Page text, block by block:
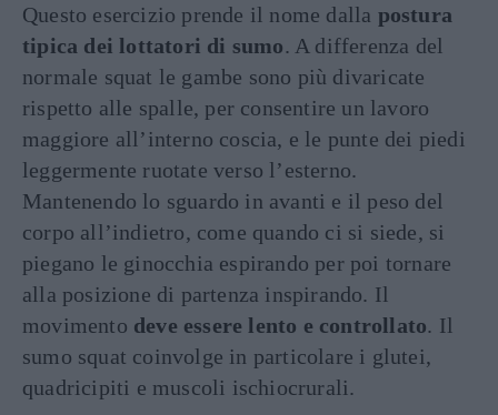
Questo esercizio prende il nome dalla postura
tipica dei lottatori di sumo. A differenza del
normale squat le gambe sono più divaricate
rispetto alle spalle, per consentire un lavoro
maggiore all’interno coscia, e le punte dei piedi
leggermente ruotate verso l’esterno.
Mantenendo lo sguardo in avanti e il peso del
corpo all’indietro, come quando ci si siede, si
piegano le ginocchia espirando per poi tornare
alla posizione di partenza inspirando. Il
movimento deve essere lento e controllato. Il
sumo squat coinvolge in particolare i glutei,
quadricipiti e muscoli ischiocrurali.